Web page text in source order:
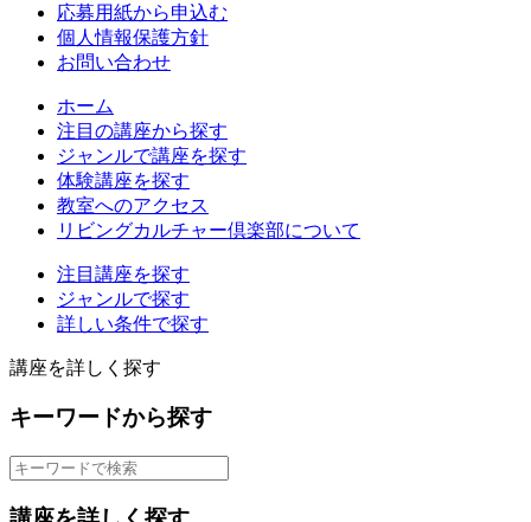
応募用紙から申込む
個人情報保護方針
お問い合わせ
ホーム
注目の講座から探す
ジャンルで講座を探す
体験講座を探す
教室へのアクセス
リビングカルチャー倶楽部について
注目講座を探す
ジャンルで探す
詳しい条件で探す
講座を詳しく探す
キーワードから探す